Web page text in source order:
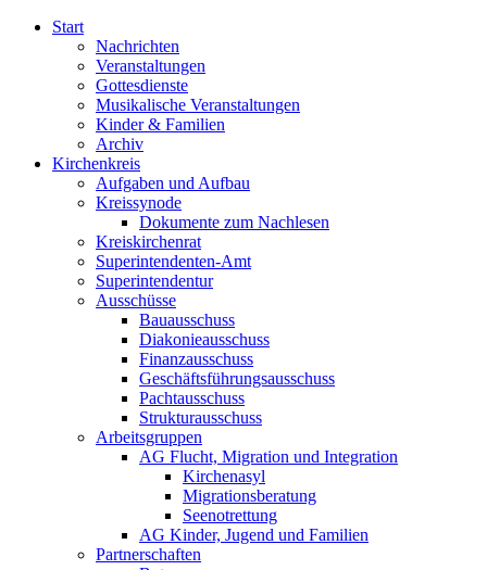
Start
Nachrichten
Veranstaltungen
Gottesdienste
Musikalische Veranstaltungen
Kinder & Familien
Archiv
Kirchenkreis
Aufgaben und Aufbau
Kreissynode
Dokumente zum Nachlesen
Kreiskirchenrat
Superintendenten-Amt
Superintendentur
Ausschüsse
Bauausschuss
Diakonieausschuss
Finanzausschuss
Geschäftsführungsausschuss
Pachtausschuss
Strukturausschuss
Arbeitsgruppen
AG Flucht, Migration und Integration
Kirchenasyl
Migrationsberatung
Seenotrettung
AG Kinder, Jugend und Familien
Partnerschaften